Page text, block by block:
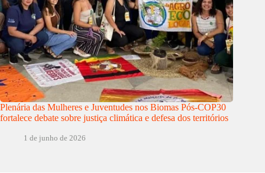
Plenária das Mulheres e Juventudes nos Biomas Pós-COP30
fortalece debate sobre justiça climática e defesa dos territórios
1 de junho de 2026